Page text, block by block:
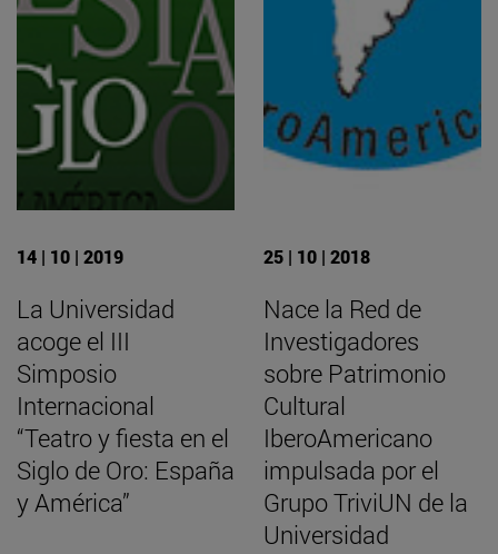
14 | 10 | 2019
La Universidad
acoge el III
Simposio
Internacional
“Teatro y fiesta en el
Siglo de Oro: España
y América”
25 | 10 | 2018
Nace la Red de
Investigadores
sobre Patrimonio
Cultural
IberoAmericano
impulsada por el
Grupo TriviUN de la
Universidad